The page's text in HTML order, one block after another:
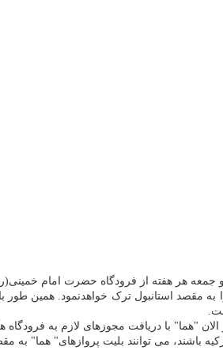
و جمعه هر هفته از فرودگاه حضرت امام
باشند، می توانند بلیت پروازهای" هما" به